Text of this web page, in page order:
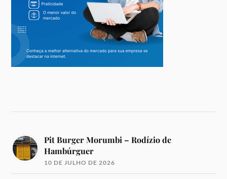
Pit Burger Morumbi – Rodízio de
Hambúrguer
10 DE JULHO DE 2026